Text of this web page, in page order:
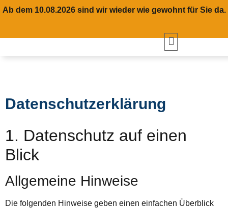
Ab dem 10.08.2026 sind wir wieder wie gewohnt für Sie da.
Datenschutzerklärung
1. Datenschutz auf einen
Blick
Allgemeine Hinweise
Die folgenden Hinweise geben einen einfachen Überblick